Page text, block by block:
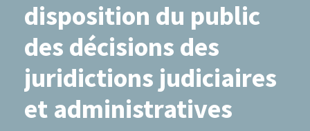
disposition du public
des décisions des
juridictions judiciaires
et administratives